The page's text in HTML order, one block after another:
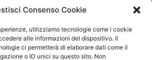
Consenso Cookie
utilizziamo tecnologie come i cookie
alle informazioni del dispositivo. Il
ci permetterà di elaborare dati come il
o ID unici su questo sito. Non
si rifanno i calcoli
dell’Uva
curare il lago